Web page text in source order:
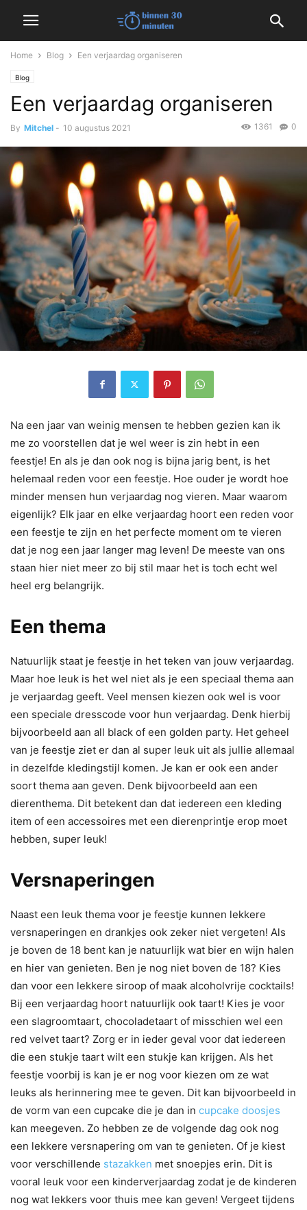
Home Blog Een verjaardag organiseren
Blog
Een verjaardag organiseren
By Mitchel - 10 augustus 2021 0
1361
Na een jaar van weinig mensen te hebben gezien kan ik
me zo voorstellen dat je wel weer is zin hebt in een
feestje! En als je dan ook nog is bijna jarig bent, is het
helemaal reden voor een feestje. Hoe ouder je wordt hoe
minder mensen hun verjaardag nog vieren. Maar waarom
eigenlijk? Elk jaar en elke verjaardag hoort een reden voor
een feestje te zijn en het perfecte moment om te vieren
dat je nog een jaar langer mag leven! De meeste van ons
staan hier niet meer zo bij stil maar het is toch echt wel
heel erg belangrijk.
Een thema
Natuurlijk staat je feestje in het teken van jouw verjaardag.
Maar hoe leuk is het wel niet als je een speciaal thema aan
je verjaardag geeft. Veel mensen kiezen ook wel is voor
een speciale dresscode voor hun verjaardag. Denk hierbij
bijvoorbeeld aan all black of een golden party. Het geheel
van je feestje ziet er dan al super leuk uit als jullie allemaal
in dezelfde kledingstijl komen. Je kan er ook een ander
soort thema aan geven. Denk bijvoorbeeld aan een
dierenthema. Dit betekent dan dat iedereen een kleding
item of een accessoires met een dierenprintje erop moet
hebben, super leuk!
Versnaperingen
Naast een leuk thema voor je feestje kunnen lekkere
versnaperingen en drankjes ook zeker niet vergeten! Als
je boven de 18 bent kan je natuurlijk wat bier en wijn halen
en hier van genieten. Ben je nog niet boven de 18? Kies
dan voor een lekkere siroop of maak alcoholvrije cocktails!
Bij een verjaardag hoort natuurlijk ook taart! Kies je voor
een slagroomtaart, chocoladetaart of misschien wel een
red velvet taart? Zorg er in ieder geval voor dat iedereen
die een stukje taart wilt een stukje kan krijgen. Als het
feestje voorbij is kan je er nog voor kiezen om ze wat
leuks als herinnering mee te geven. Dit kan bijvoorbeeld in
de vorm van een cupcake die je dan in cupcake doosjes
kan meegeven. Zo hebben ze de volgende dag ook nog
een lekkere versnapering om van te genieten. Of je kiest
voor verschillende stazakken met snoepjes erin. Dit is
vooral leuk voor een kinderverjaardag zodat je de kinderen
nog wat lekkers voor thuis mee kan geven! Vergeet tijdens